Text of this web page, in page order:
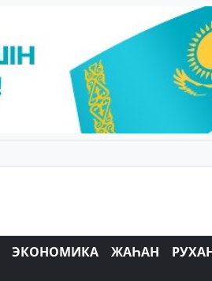
ЭКОНОМИКА ЖАҺАН